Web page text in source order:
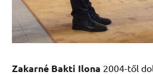
Zakarné Bakti Ilona 2004-től